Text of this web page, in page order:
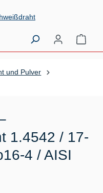
und Pulver
1.4542 / 17-
4 / AISI